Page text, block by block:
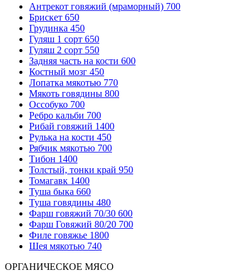
Антрекот говяжий (мраморный) 700
Брискет 650
Грудинка 450
Гуляш 1 сорт 650
Гуляш 2 сорт 550
Задняя часть на кости 600
Костный мозг 450
Лопатка мякотью 770
Мякоть говядины 800
Оссобуко 700
Ребро кальби 700
Рибай говяжий 1400
Рулька на кости 450
Рябчик мякотью 700
Тибон 1400
Толстый, тонки край 950
Томагавк 1400
Туша быка 660
Туша говядины 480
Фарш говяжий 70/30 600
Фарш Говяжий 80/20 700
Филе говяжье 1800
Шея мякотью 740
ОРГАНИЧЕСКОЕ МЯСО